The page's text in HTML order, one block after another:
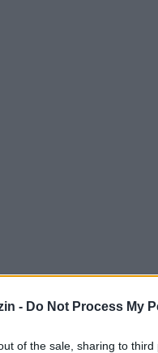
- Do Not Process My
of the sale, sharing to